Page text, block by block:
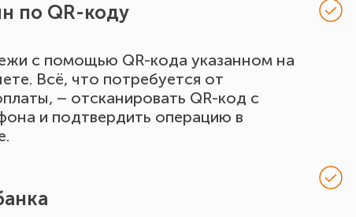
по QR-коду
с помощью QR-кода указанном на
Всё, что потребуется от
– отсканировать QR-код с
и подтвердить операцию в